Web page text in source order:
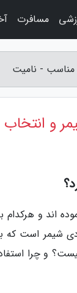
مناسب - نامیت
و
اند و هرکدام
شیمر است
و چرا
مسافرت